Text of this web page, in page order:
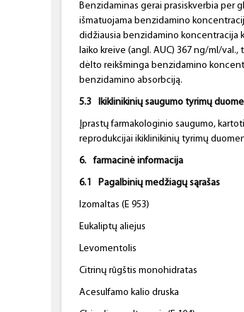
Benzidaminas gerai prasiskverbia per
išmatuojama benzidamino
didžiausia benzidamino koncentracija
laiko kreive (angl. AUC) 367 ng/ml/
dėlto reikšminga benzidamino
benzidamino absorbciją.
5.3 Ikiklinikinių saugumo tyrimų
Įprastų farmakologinio saugumo,
reprodukcijai ikiklinikinių tyrimų
6. farmacinė informacija
6.1 Pagalbinių medžiagų sąrašas
Izomaltas (E 953)
Eukaliptų aliejus
Levomentolis
Citrinų rūgštis monohidratas
Acesulfamo kalio druska